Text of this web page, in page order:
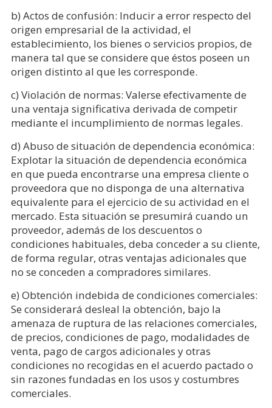
b) Actos de confusión: Inducir a error respecto del
origen empresarial de la actividad, el
establecimiento, los bienes o servicios propios, de
manera tal que se considere que éstos poseen un
origen distinto al que les corresponde.
c) Violación de normas: Valerse efectivamente de
una ventaja significativa derivada de competir
mediante el incumplimiento de normas legales.
d) Abuso de situación de dependencia económica:
Explotar la situación de dependencia económica
en que pueda encontrarse una empresa cliente o
proveedora que no disponga de una alternativa
equivalente para el ejercicio de su actividad en el
mercado. Esta situación se presumirá cuando un
proveedor, además de los descuentos o
condiciones habituales, deba conceder a su cliente,
de forma regular, otras ventajas adicionales que
no se conceden a compradores similares.
e) Obtención indebida de condiciones comerciales:
Se considerará desleal la obtención, bajo la
amenaza de ruptura de las relaciones comerciales,
de precios, condiciones de pago, modalidades de
venta, pago de cargos adicionales y otras
condiciones no recogidas en el acuerdo pactado o
sin razones fundadas en los usos y costumbres
comerciales.